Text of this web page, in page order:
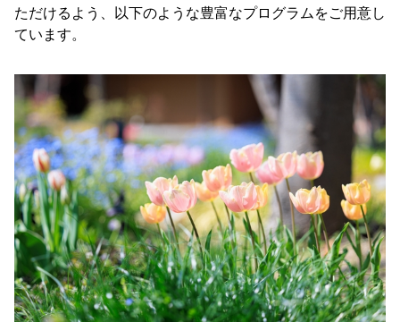
ただけるよう、以下のような豊富なプログラムをご用意し
ています。